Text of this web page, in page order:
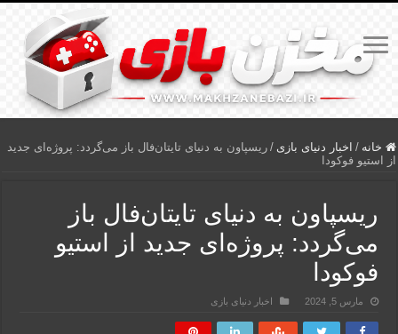
خانه / اخبار دنیای بازی / ریسپاون به دنیای تایتان‌فال باز می‌گردد: پروژه‌ای جدید
از استیو فوکودا
ریسپاون به دنیای تایتان‌فال باز
می‌گردد: پروژه‌ای جدید از استیو
فوکودا
مارس 5, 2024 اخبار دنیای بازی